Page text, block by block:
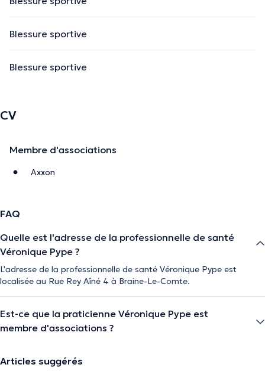
Blessure sportive
Blessure sportive
CV
Membre d'associations
Axxon
FAQ
Quelle est l'adresse de la professionnelle de santé
Véronique Pype ?
L'adresse de la professionnelle de santé Véronique Pype est
localisée au Rue Rey Aîné 4 à Braine-Le-Comte.
Est-ce que la praticienne Véronique Pype est
membre d'associations ?
Articles suggérés